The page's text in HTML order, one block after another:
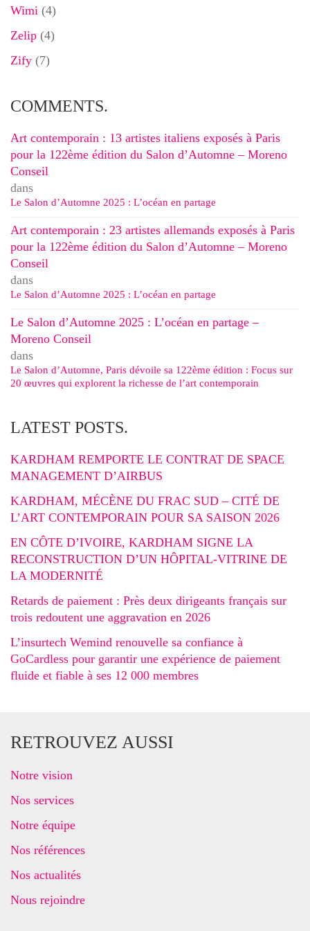
Wimi (4)
Zelip (4)
Zify (7)
COMMENTS.
Art contemporain : 13 artistes italiens exposés à Paris
pour la 122ème édition du Salon d’Automne – Moreno
Conseil
dans
Le Salon d’Automne 2025 : L’océan en partage
Art contemporain : 23 artistes allemands exposés à Paris
pour la 122ème édition du Salon d’Automne – Moreno
Conseil
dans
Le Salon d’Automne 2025 : L’océan en partage
Le Salon d’Automne 2025 : L’océan en partage –
Moreno Conseil
dans
Le Salon d’Automne, Paris dévoile sa 122ème édition : Focus sur
20 œuvres qui explorent la richesse de l’art contemporain
LATEST POSTS.
KARDHAM REMPORTE LE CONTRAT DE SPACE
MANAGEMENT D’AIRBUS
KARDHAM, MÉCÈNE DU FRAC SUD – CITÉ DE
L’ART CONTEMPORAIN POUR SA SAISON 2026
EN CÔTE D’IVOIRE, KARDHAM SIGNE LA
RECONSTRUCTION D’UN HÔPITAL-VITRINE DE
LA MODERNITÉ
Retards de paiement : Près deux dirigeants français sur
trois redoutent une aggravation en 2026
L’insurtech Wemind renouvelle sa confiance à
GoCardless pour garantir une expérience de paiement
fluide et fiable à ses 12 000 membres
RETROUVEZ AUSSI
Notre vision
Nos services
Notre équipe
Nos références
Nos actualités
Nous rejoindre